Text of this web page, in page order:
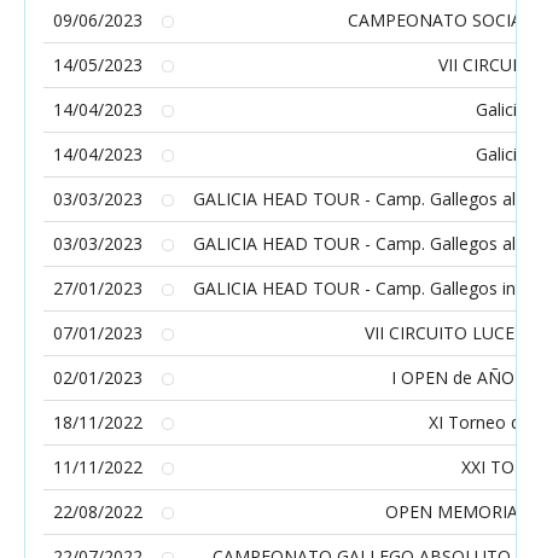
09/06/2023
CAMPEONATO SOCIAL
14/05/2023
VII
14/04/2023
Galicia
14/04/2023
Galicia
03/03/2023
GALICIA HEAD TOUR - Camp. Gallegos
03/03/2023
GALICIA HEAD TOUR - Camp. Gallegos
27/01/2023
GALICIA HEAD TOUR - Camp. Gallegos
07/01/2023
VII CIRCUITO
02/01/2023
I OPEN de AÑO
18/11/2022
XI Torneo de
11/11/2022
XXI
22/08/2022
OPEN MEMORIAL